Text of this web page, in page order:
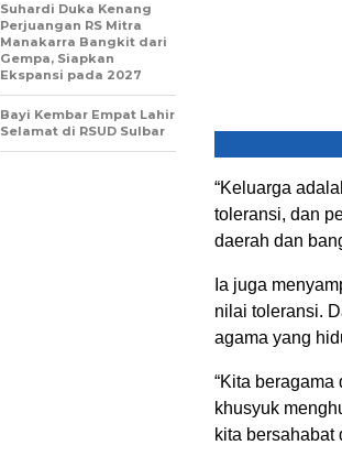
“Keluarga
toleransi, dan
daerah dan
Ia juga
nilai toleransi.
agama yang
“Kita
khusyuk
kita bersahabat
Suhardi Duka Kenang
Perjuangan RS Mitra
Manakarra Bangkit dari
Gempa, Siapkan
Ekspansi pada 2027
Bayi Kembar Empat Lahir
Selamat di RSUD Sulbar